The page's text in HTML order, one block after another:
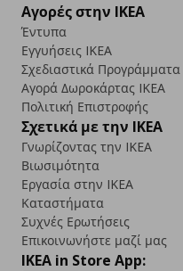
Αγορές στην IKEA
Έντυπα
Εγγυήσεις IKEA
Σχεδιαστικά Προγράμματα
Αγορά Δωρoκάρτας IKEA
Πολιτική Επιστροφής
Σχετικά με την IKEA
Γνωρίζοντας την IKEA
Βιωσιμότητα
Εργασία στην IKEA
Καταστήματα
Συχνές Ερωτήσεις
Επικοινωνήστε μαζί μας
IKEA in Store App: